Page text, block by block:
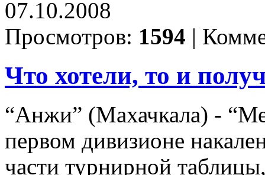
07.10.2008
Просмотров: 1594 |
Что хотели, то и
“Анжи” (Махачкала) -
первом дивизионе
части турнирной